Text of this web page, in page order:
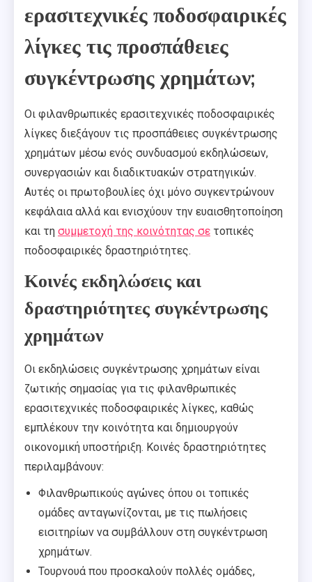
ερασιτεχνικές ποδοσφαιρικές
λίγκες τις προσπάθειες
συγκέντρωσης χρημάτων;
Οι φιλανθρωπικές ερασιτεχνικές ποδοσφαιρικές
λίγκες διεξάγουν τις προσπάθειες συγκέντρωσης
χρημάτων μέσω ενός συνδυασμού εκδηλώσεων,
συνεργασιών και διαδικτυακών στρατηγικών.
Αυτές οι πρωτοβουλίες όχι μόνο συγκεντρώνουν
κεφάλαια αλλά και ενισχύουν την ευαισθητοποίηση
και τη συμμετοχή της κοινότητας σε τοπικές
ποδοσφαιρικές δραστηριότητες.
Κοινές εκδηλώσεις και
δραστηριότητες συγκέντρωσης
χρημάτων
Οι εκδηλώσεις συγκέντρωσης χρημάτων είναι
ζωτικής σημασίας για τις φιλανθρωπικές
ερασιτεχνικές ποδοσφαιρικές λίγκες, καθώς
εμπλέκουν την κοινότητα και δημιουργούν
οικονομική υποστήριξη. Κοινές δραστηριότητες
περιλαμβάνουν:
Φιλανθρωπικούς αγώνες όπου οι τοπικές
ομάδες ανταγωνίζονται, με τις πωλήσεις
εισιτηρίων να συμβάλλουν στη συγκέντρωση
χρημάτων.
Τουρνουά που προσκαλούν πολλές ομάδες,